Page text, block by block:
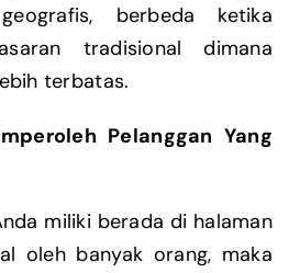
berbeda ketika
tradisional dimana
terbatas.
Pelanggan Yang
miliki berada di halaman
oleh banyak orang, maka